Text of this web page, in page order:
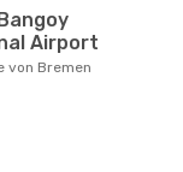
Airport